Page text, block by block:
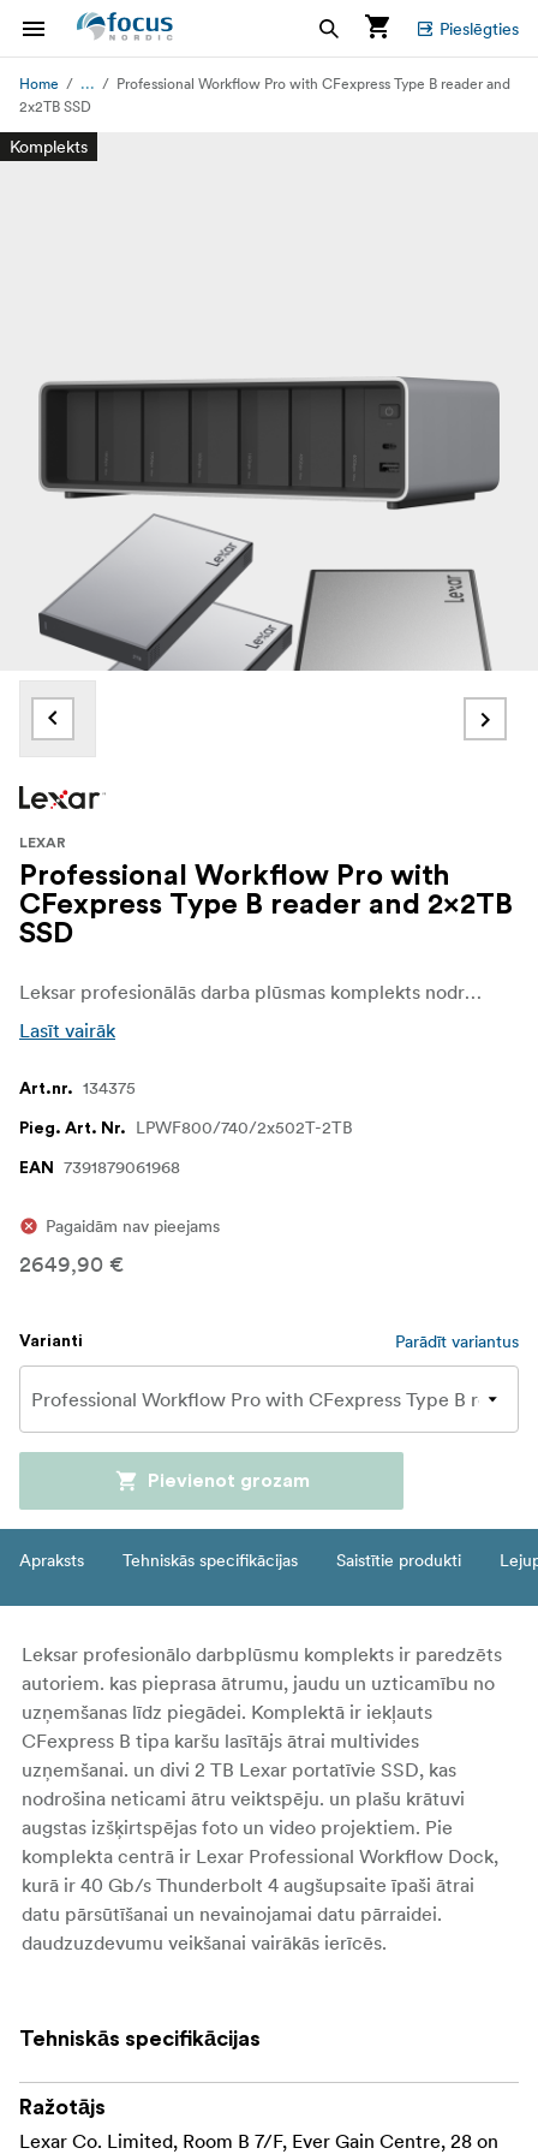
Pieslēgties
Home ...
Professional Workflow Pro with CFexpress Type B reader and
2x2TB SSD
Komplekts
LEXAR
Professional Workflow Pro with
CFexpress Type B reader and 2x2TB
SSD
Leksar profesionālās darba plūsmas komplekts nodrošina ātrumu, ietilpību un uzticamību, kas nepieciešama sarežģītai foto un video ražošanai. Iekļauts ir CFexpress B tipa karšu lasītājs ātrai multivides datu ievadei un divas kartes. 2 TB Lexar portatīvie SSD diskdziņi ātrdarbīgai un jaudīgai datu glabāšanai. Ar savu pamatā ir Lexar Professional Workflow Dock ar 40 Gb/s Thunderbolt 4 zibatmiņu. augšupsaitei, kas paredzēta īpaši ātrai datu pārsūtīšanai un netraucētai datu pārraidei. daudzuzdevumu veikšanai. Dokā ir sešas modulārās nodalījuma vietas, kas ļauj vienlaicīgi izmantot vairākas ierīces, no kurām divas atbalsta Thunderbolt 4 un četras - Thunderbolt 4. atbalsta 10 Gb/s USB savienojumus. Izgatavots no izturīga, izturīga pret skrāpējumiem alumīnija un aprīkota ar uzlabotu dzesēšanu un dzesēšanu. gaisa plūsmu, šis komplekts ir izstrādāts, lai nodrošinātu nemainīgu veiktspēju neatkarīgi no tā, vai jūs strādājat uz vietas vai studijā.
Lasīt vairāk
Art.nr. 134375
Pieg. Art. Nr. LPWF800/740/2x502T-2TB
EAN 7391879061968
Pagaidām nav pieejams
2649,90 €
Varianti Parādīt variantus
Pievienot grozam
Apraksts Tehniskās specifikācijas Saistītie produkti
Leksar profesionālo darbplūsmu komplekts ir paredzēts
autoriem. kas pieprasa ātrumu, jaudu un uzticamību no
uzņemšanas līdz piegādei. Komplektā ir iekļauts
CFexpress B tipa karšu lasītājs ātrai multivides
uzņemšanai. un divi 2 TB Lexar portatīvie SSD, kas
nodrošina neticami ātru veiktspēju. un plašu krātuvi
augstas izšķirtspējas foto un video projektiem. Pie
komplekta centrā ir Lexar Professional Workflow Dock,
kurā ir 40 Gb/s Thunderbolt 4 augšupsaite īpaši ātrai
datu pārsūtīšanai un nevainojamai datu pārraidei.
daudzuzdevumu veikšanai vairākās ierīcēs.
vienlaicīgi, jo divas nodalījumos ir Thunderbolt 4 atbalsta
Thunderbolt 4 un četri - 10 Gb/s. USB, lai nodrošinātu
maksimālu elastību. Katru komponentu var izmantot
vienlaicīgi, ļaujot jums izkraut kadrus, dublēt failus un
Tehniskās specifikācijas
Ražotājs
Lexar Co. Limited, Room B 7/F, Ever Gain Centre, 28 on